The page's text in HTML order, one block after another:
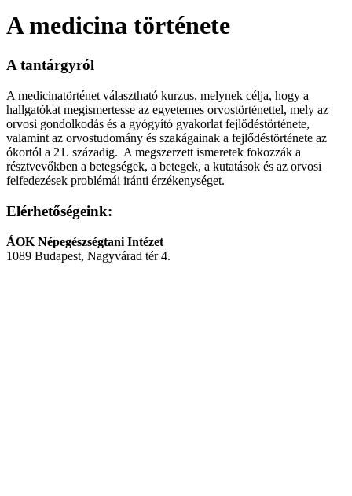
A medicina története
A tantárgyról
A medicinatörténet választható kurzus, melynek célja, hogy a
hallgatókat megismertesse az egyetemes orvostörténettel, mely az
orvosi gondolkodás és a gyógyító gyakorlat fejlődéstörténete,
valamint az orvostudomány és szakágainak a fejlődéstörténete az
ókortól a 21. századig. A megszerzett ismeretek fokozzák a
résztvevőkben a betegségek, a betegek, a kutatások és az orvosi
felfedezések problémái iránti érzékenységet.
Elérhetőségeink:
ÁOK Népegészségtani Intézet
1089 Budapest, Nagyvárad tér 4.